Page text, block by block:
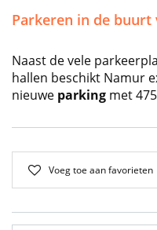
Parkeren in de buurt
Naast de vele
hallen beschikt Namur
nieuwe parking met
Voeg toe aan favorieten